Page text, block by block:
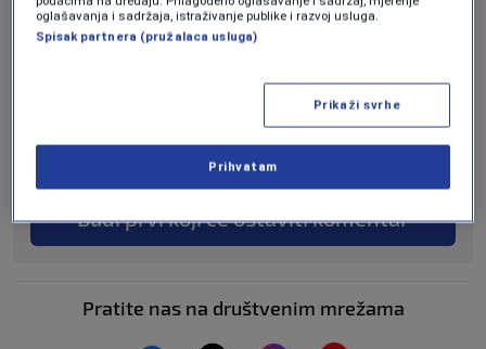
KAKVO JE TVOJE MIŠLJENJE O OVOME?
Budi prvi koji će ostaviti komentar
Pratite nas na društvenim mrežama
oglašavanja i sadržaja, istraživanje publike i razvoj usluga.
Spisak partnera (pružalaca usluga)
Prikaži svrhe
Prihvatam